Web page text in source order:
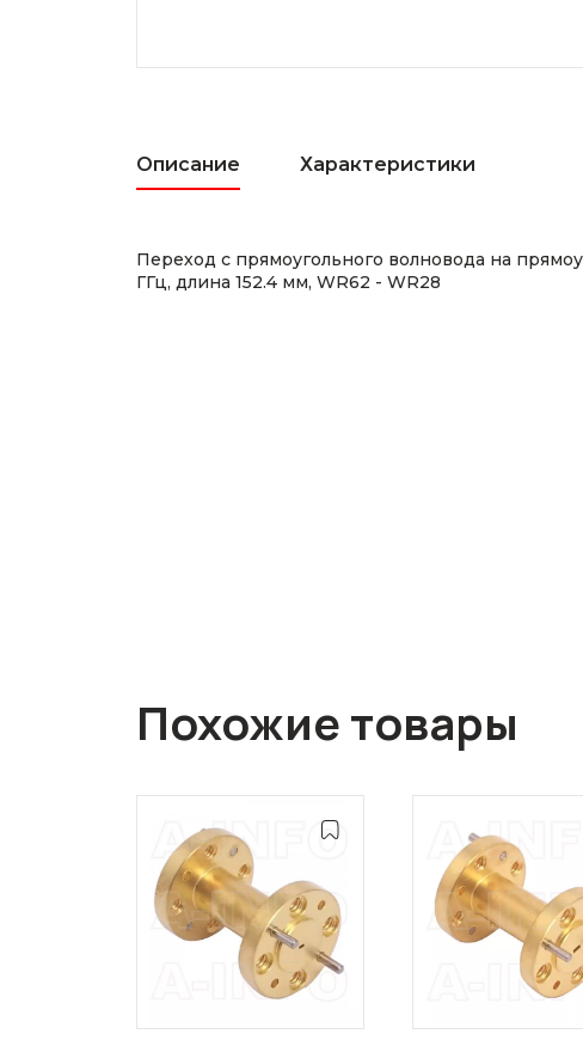
Описание Характеристики
Переход с прямоугольного волновода на
ГГц, длина 152.4 мм, WR62 - WR28
Похожие товары